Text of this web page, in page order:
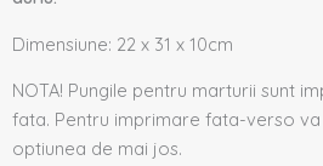
Dimensiune: 22 x 31 x 10cm
NOTA! Pungile pentru marturii sunt
fata. Pentru imprimare fata-verso
optiunea de mai jos.